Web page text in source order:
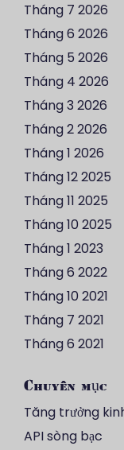
Tháng 7 2026
Tháng 6 2026
Tháng 5 2026
Tháng 4 2026
Tháng 3 2026
Tháng 2 2026
Tháng 1 2026
Tháng 12 2025
Tháng 11 2025
Tháng 10 2025
Tháng 1 2023
Tháng 6 2022
Tháng 10 2021
Tháng 7 2021
Tháng 6 2021
Chuyên mục
Tăng trưởng
API sòng bạc